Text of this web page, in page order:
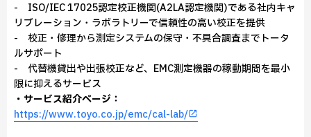
- ISO/IEC 17025認定校正機関(A2LA認定機関)である社内キャ
リブレーション・ラボラトリーで信頼性の高い校正を提供
- 校正・修理から測定システムの保守・不具合調査までトータ
ルサポート
- 代替機貸出や出張校正など、EMC測定機器の稼動期間を最小
限に抑えるサービス
・サービス紹介ページ：
https://www.toyo.co.jp/emc/cal-lab/